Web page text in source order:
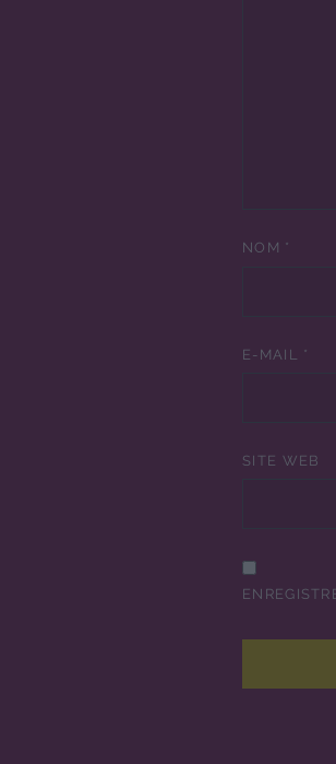
NOM *
E-MAIL *
SITE WEB